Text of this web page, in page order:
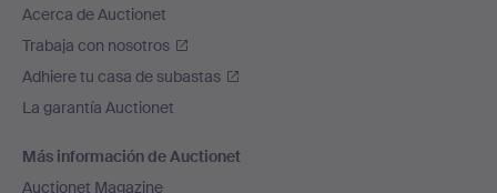
Acerca de Auctionet
Trabaja con nosotros
Adhiere tu casa de subastas
La garantía Auctionet
Más información de Auctionet
Auctionet Magazine